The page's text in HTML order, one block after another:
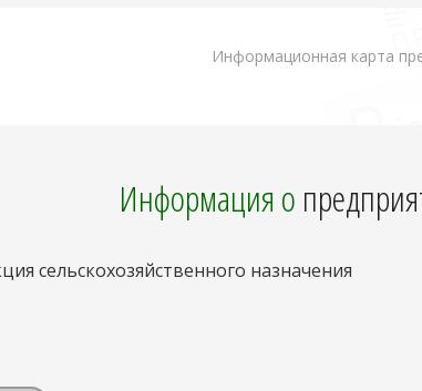
Информационная карта
Информация о
сельскохозяйственного назначения